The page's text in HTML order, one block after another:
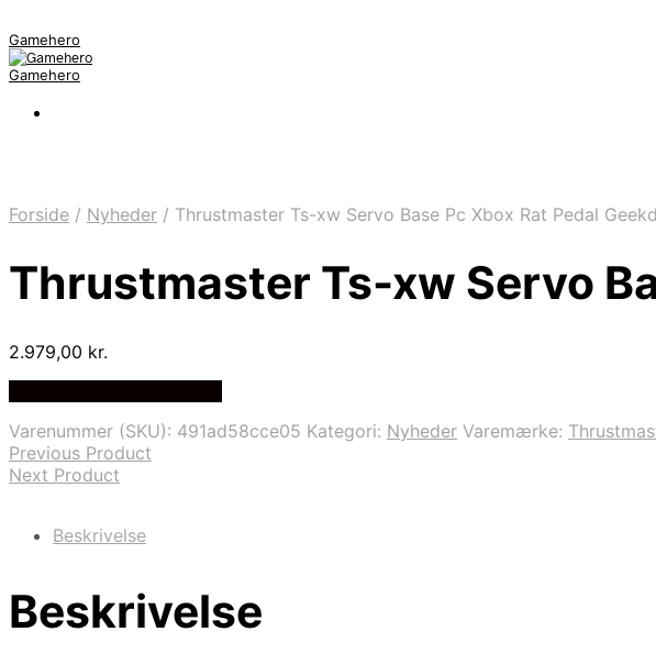
Gamehero
Gamehero
Forside / Nyheder / Thrustmaster Ts-xw Servo Base Pc Xbox Rat Pedal
Thrustmaster Ts-xw Servo
2.979,00 kr.
Varenummer (SKU): 491ad58cce05 Kategori: Nyheder Varemærke:
Previous Product
Next Product
Beskrivelse
Beskrivelse